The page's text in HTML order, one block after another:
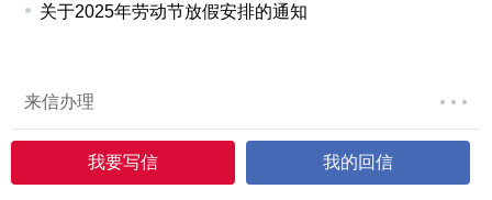
关于2025年劳动节放假安排的通知
来信办理
我要写信 我的回信